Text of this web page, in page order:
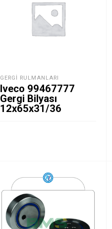
GERGI RULMANLARI
Iveco 99467777
Gergi Bilyası
12x65x31/36